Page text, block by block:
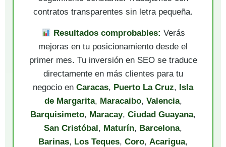
contratos transparentes sin letra pequeña.
Resultados comprobables: Verás
mejoras en tu posicionamiento desde el
primer mes. Tu inversión en SEO se traduce
directamente en más clientes para tu
negocio en Caracas, Puerto La Cruz, Isla
de Margarita, Maracaibo, Valencia,
Barquisimeto, Maracay, Ciudad Guayana,
San Cristóbal, Maturín, Barcelona,
Barinas, Los Teques, Coro, Acarigua,